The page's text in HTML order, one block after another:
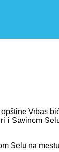
Vrbas
Savinom
Selu na